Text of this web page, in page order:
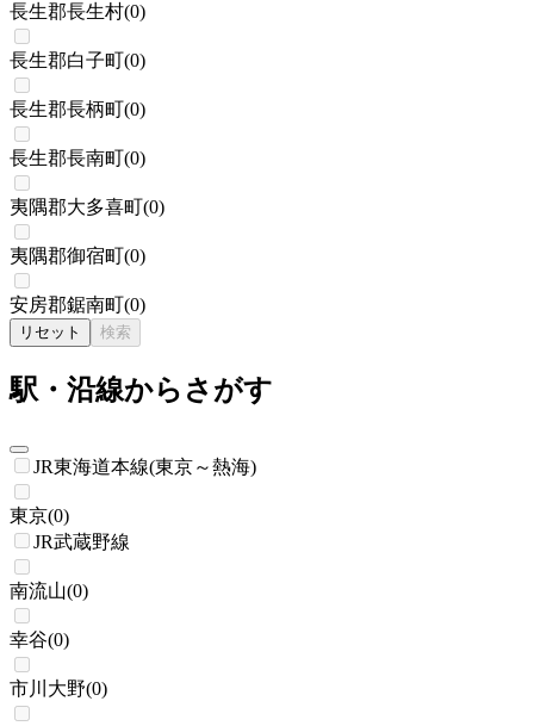
長生郡長生村(0)
長生郡白子町(0)
長生郡長柄町(0)
長生郡長南町(0)
夷隅郡大多喜町(0)
夷隅郡御宿町(0)
安房郡鋸南町(0)
リセット 検索
駅・沿線からさがす
JR東海道本線(東京～熱海)
東京(0)
JR武蔵野線
南流山(0)
幸谷(0)
市川大野(0)